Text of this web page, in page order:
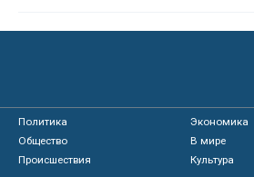
Политика
Экономика
Общество
В мире
Происшествия
Культура